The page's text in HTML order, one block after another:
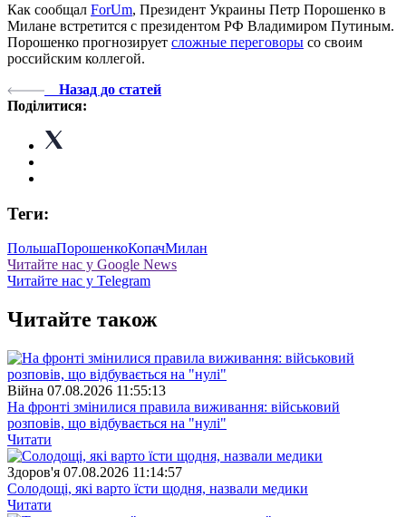
Как сообщал ForUm, Президент Украины Петр Порошенко в
Милане встретится с президентом РФ Владимиром Путиным.
Порошенко прогнозирует сложные переговоры со своим
российским коллегой.
Назад до статей
Поділитися:
Теги:
ПольшаПорошенкоКопачМилан
Читайте нас у Google News
Читайте нас у Telegram
Читайте також
Війна 07.08.2026 11:55:13
На фронті змінилися правила виживання: військовий
розповів, що відбувається на "нулі"
Читати
Здоров'я 07.08.2026 11:14:57
Солодощі, які варто їсти щодня, назвали медики
Читати